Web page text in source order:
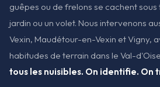
guêpes ou de frelons se cachent
jardin ou un volet. Nous intervenons
Vexin, Maudétour-en-Vexin et Vigny,
habitudes de terrain dans le Val-
tous les nuisibles. On identifie. On